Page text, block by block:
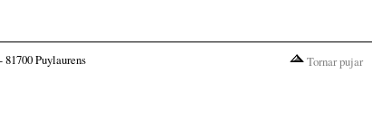
Puylaurens Tornar pujar